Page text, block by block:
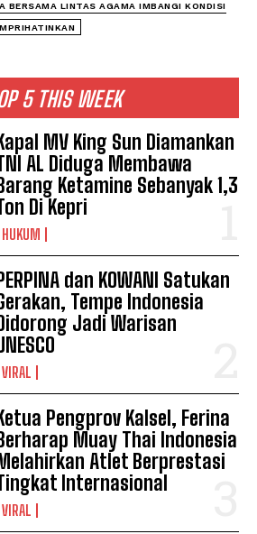
5 THIS WEEK
MV King Sun Diamankan
AL Diduga Membawa
Ketamine Sebanyak 1,3
Di Kepri
HUKUM
dan KOWANI Satukan
Tempe Indonesia
Jadi Warisan
VIRAL
Pengprov Kalsel, Ferina
Muay Thai Indonesia
Atlet Berprestasi
Internasional
VIRAL
BERSAMA LINTAS AGAMA IMBANGI KONDISI